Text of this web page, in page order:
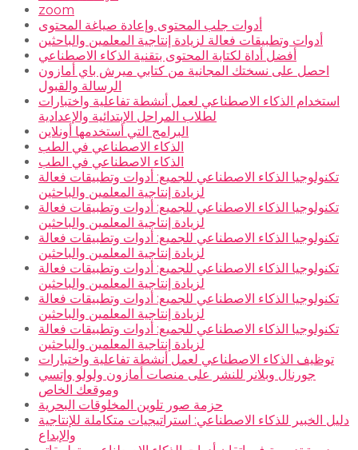
zoom
أدوات جلب المحتوى وإعادة صياغة المحتوى
أدوات وتطبيقات فعالة لزيادة إنتاجية المعلمين والباحثين
أفضل أداة لكتابة المحتوى بتقنية الذكاء الاصطناعي
احصل على نسختك المجانية من كتابي ميرش باي أمازون
الرسالة والقبول
استخدام الذكاء الاصطناعي لعمل أنشطة تفاعلية واختبارات
لطلاب المراحل الإبتدائية والإعدادية
البرامج التي أستخدمها أونلاين
الذكاء الاصطناعي في الطب
الذكاء الاصطناعي في الطب
تكنولوجيا الذكاء الاصطناعي للجميع: أدوات وتطبيقات فعالة
لزيادة إنتاجية المعلمين والباحثين
تكنولوجيا الذكاء الاصطناعي للجميع: أدوات وتطبيقات فعالة
لزيادة إنتاجية المعلمين والباحثين
تكنولوجيا الذكاء الاصطناعي للجميع: أدوات وتطبيقات فعالة
لزيادة إنتاجية المعلمين والباحثين
تكنولوجيا الذكاء الاصطناعي للجميع: أدوات وتطبيقات فعالة
لزيادة إنتاجية المعلمين والباحثين
تكنولوجيا الذكاء الاصطناعي للجميع: أدوات وتطبيقات فعالة
لزيادة إنتاجية المعلمين والباحثين
تكنولوجيا الذكاء الاصطناعي للجميع: أدوات وتطبيقات فعالة
لزيادة إنتاجية المعلمين والباحثين
توظيف الذكاء الاصطناعي لعمل أنشطة تفاعلية واختبارات
جورنال وبلانر للنشر على منصات أمازون ولولو وإتسي
وموقعك الخاص
حزمة صور تلوين المخلوقات البحرية
دليل الخبير للذكاء الاصطناعي: استراتيجيات متكاملة للإنتاجية
والإبداع